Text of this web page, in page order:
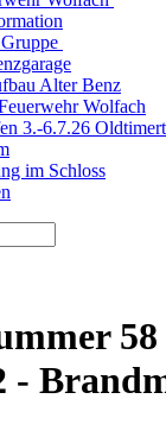
Alter Benz
Wolfach
im Schloss
58
-